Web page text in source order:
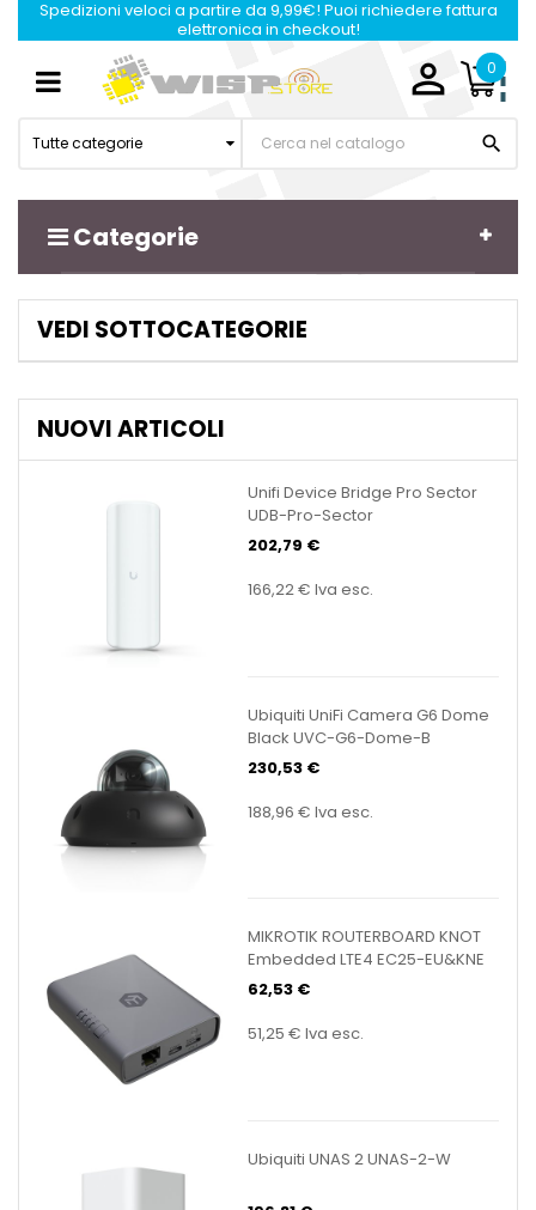
Spedizioni veloci a partire da 9,99€! Puoi richiedere fattura
elettronica in checkout!
 0
Tutte categorie 
Categorie
Navigazione
Toggle
VEDI SOTTOCATEGORIE
NUOVI ARTICOLI
Unifi Device Bridge Pro Sector
UDB-Pro-Sector
202,79 €
166,22 € Iva esc.
Ubiquiti UniFi Camera G6 Dome
Black UVC-G6-Dome-B
230,53 €
188,96 € Iva esc.
MIKROTIK ROUTERBOARD KNOT
Embedded LTE4 EC25-EU&KNE
62,53 €
51,25 € Iva esc.
Ubiquiti UNAS 2 UNAS-2-W